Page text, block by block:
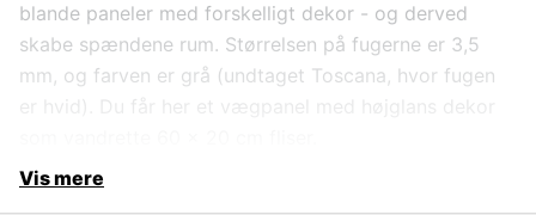
blande paneler med forskelligt dekor - og derved
skabe spændene rum. Størrelsen på fugerne er 3,5
mm, og farven er grå (undtaget Toscana, hvor fugen
er hvid). Du får her et vægpanel med højglans dekor
Vis mere